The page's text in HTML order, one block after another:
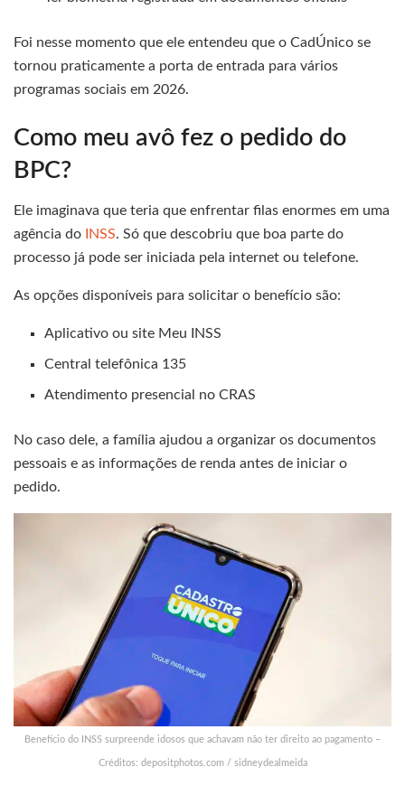
Foi nesse momento que ele entendeu que o CadÚnico se
tornou praticamente a porta de entrada para vários
programas sociais em 2026.
Como meu avô fez o pedido do
BPC?
Ele imaginava que teria que enfrentar filas enormes em uma
agência do
INSS. Só que descobriu que boa parte do
processo já pode ser iniciada pela internet ou telefone.
As opções disponíveis para solicitar o benefício são:
Aplicativo ou site Meu INSS
Central telefônica 135
Atendimento presencial no CRAS
No caso dele, a família ajudou a organizar os documentos
pessoais e as informações de renda antes de iniciar o
pedido.
Benefício do INSS surpreende idosos que achavam não ter direito ao pagamento –
Créditos: depositphotos.com / sidneydealmeida